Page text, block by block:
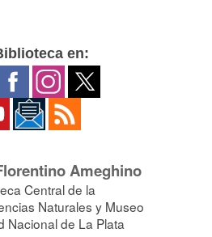
en:
Ameghino
Central de la
Naturales y Museo
Nacional de La Plata